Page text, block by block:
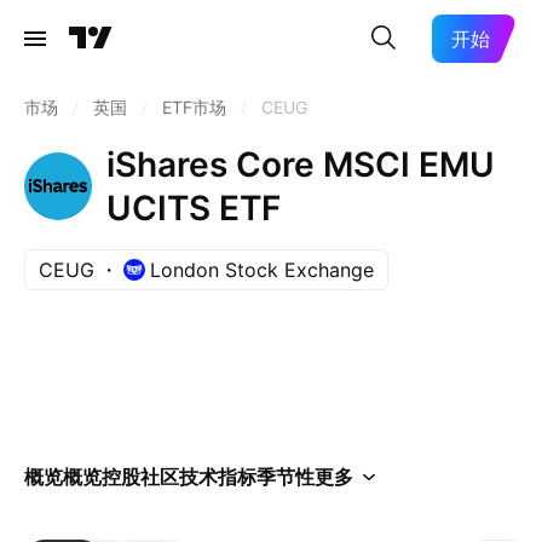
开始
市场 英国 ETF市场 CEUG
iShares Core MSCI EMU
UCITS ETF
CEUG London Stock Exchange
概览概览控股社区技术指标季节性更多